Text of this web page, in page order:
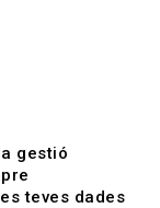
gestió
teves dades